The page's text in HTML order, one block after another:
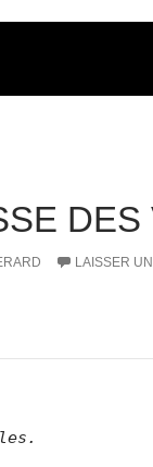
DES
LAISSER
voiles.